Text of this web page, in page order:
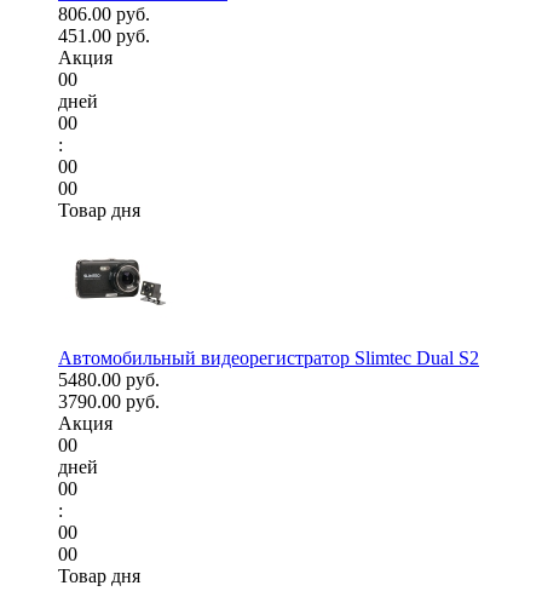
806.00 руб.
451.00 руб.
Акция
00
дней
00
:
00
00
Товар дня
Автомобильный видеорегистратор Slimtec Dual S2
5480.00 руб.
3790.00 руб.
Акция
00
дней
00
:
00
00
Товар дня